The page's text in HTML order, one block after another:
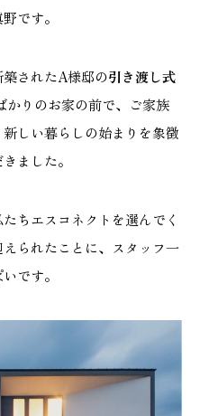
053-430-5123
10:00〜19:00 水曜定休
です。
されたA様邸の引き渡し式
かりのお家の前で、ご家族
しい暮らしの始まりを象徴
ました。
ちエスコネクトを選んでく
られたことに、スタッフ一
です。